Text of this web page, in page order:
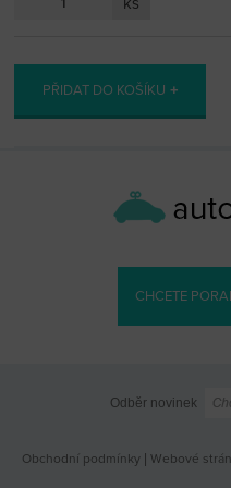
PŘIDAT DO KOŠÍKU
CHCETE
Odběr novinek
Obchodní podmínky Webové